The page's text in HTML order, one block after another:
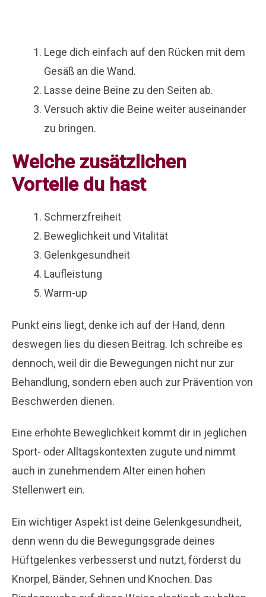
Lege dich einfach auf den Rücken mit dem
Gesäß an die Wand.
Lasse deine Beine zu den Seiten ab.
Versuch aktiv die Beine weiter auseinander
zu bringen.
Welche zusätzlichen
Vorteile du hast
Schmerzfreiheit
Beweglichkeit und Vitalität
Gelenkgesundheit
Laufleistung
Warm-up
Punkt eins liegt, denke ich auf der Hand, denn
deswegen lies du diesen Beitrag. Ich schreibe es
dennoch, weil dir die Bewegungen nicht nur zur
Behandlung, sondern eben auch zur Prävention von
Beschwerden dienen.
Eine erhöhte Beweglichkeit kommt dir in jeglichen
Sport- oder Alltagskontexten zugute und nimmt
auch in zunehmendem Alter einen hohen
Stellenwert ein.
Ein wichtiger Aspekt ist deine Gelenkgesundheit,
denn wenn du die Bewegungsgrade deines
Hüftgelenkes verbesserst und nutzt, förderst du
Knorpel, Bänder, Sehnen und Knochen. Das